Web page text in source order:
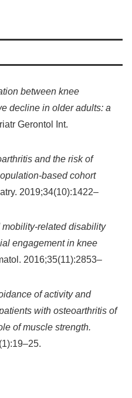
between knee
decline in older adults: a
Gerontol Int.
and the risk of
based cohort
2019;34(10):1422–
mobility-related disability
engagement in knee
2016;35(11):2853–
of activity and
with osteoarthritis of
of muscle strength.